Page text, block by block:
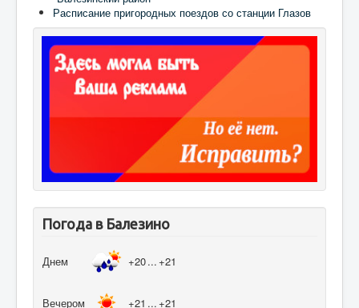
Расписание пригородных поездов со станции Глазов
Погода в Балезино
Днем +20... +21
Вечером +21 ... +21